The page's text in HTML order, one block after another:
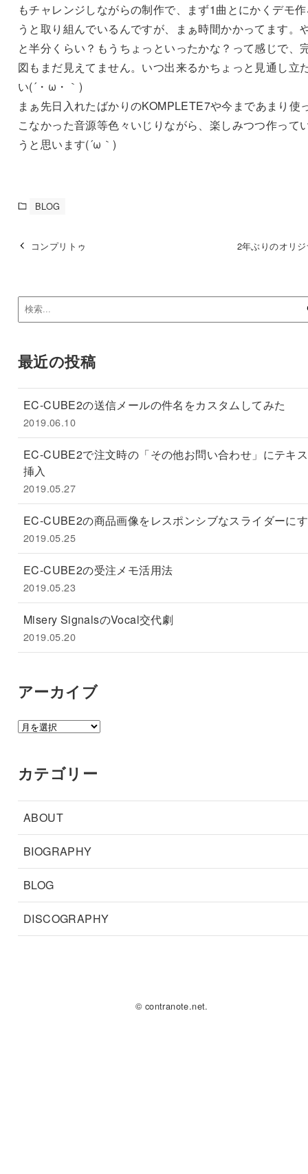
もチャレンジしながらの制作で、まず1曲とにかくデモ
うと取り組んでいるんですが、まぁ時間かかってます。
と半分くらい？もうちょっといったかな？って感じで、
図もまだ見えてません。いつ出来るかちょっと見通し立
い(´・ω・｀)
まぁ先日入れたばかりのKOMPLETE7や今まであまり使
こなかった音源等色々いじりながら、楽しみつつ作って
うと思います(´ω｀)
BLOG
コンプリトゥ 2年ぶりのオリ
最近の投稿
EC-CUBE2の送信メールの件名をカスタムしてみた
2019.06.10
EC-CUBE2で注文時の「その他お問い合わせ」にテキ
挿入
2019.05.27
EC-CUBE2の商品画像をレスポンシブなスライダーに
2019.05.25
EC-CUBE2の受注メモ活用法
2019.05.23
Misery SignalsのVocal交代劇
2019.05.20
アーカイブ
ア
イ
カテゴリー
ABOUT
BIOGRAPHY
BLOG
DISCOGRAPHY
© contranote.net.